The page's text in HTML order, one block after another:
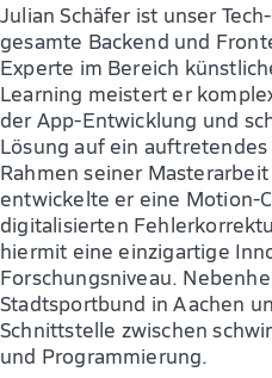
Julian Schäfer ist unser
gesamte Backend und
Experte im Bereich
Learning meistert er
der App-Entwicklung und
Lösung auf ein
Rahmen seiner
entwickelte er eine Motion-
digitalisierten
hiermit eine einzigartige
Forschungsniveau.
Stadtsportbund in Aachen
Schnittstelle zwischen
und Programmierung.